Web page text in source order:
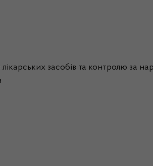
засобів та контролю за